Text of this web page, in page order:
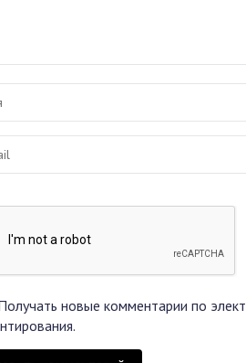
новые комментарии по